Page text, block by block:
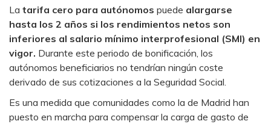
La tarifa cero para autónomos puede alargarse
hasta los 2 años si los rendimientos netos son
inferiores al salario mínimo interprofesional (SMI) en
vigor. Durante este periodo de bonificación, los
autónomos beneficiarios no tendrían ningún coste
derivado de sus cotizaciones a la Seguridad Social.
Es una medida que comunidades como la de Madrid han
puesto en marcha para compensar la carga de gasto de